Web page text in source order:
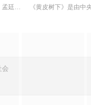
廷辉，大平王朝有史以来个
《黄皮树下》是由中